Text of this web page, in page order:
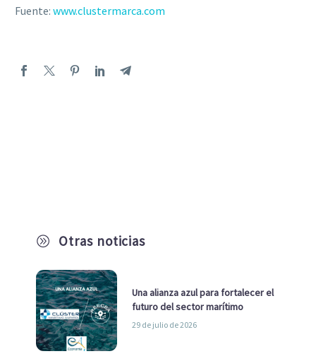
A Otras noticias
Una alianza azul para fortalecer el
futuro del sector marítimo
29 de julio de 2026
Fuente: www.clustermarca.com